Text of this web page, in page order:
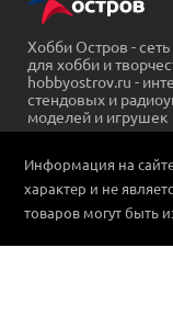
Хобби Остров -
для хобби и
hobbyostrov.ru -
стендовых и
моделей и игрушек
Информация на
характер и не
товаров могут быть